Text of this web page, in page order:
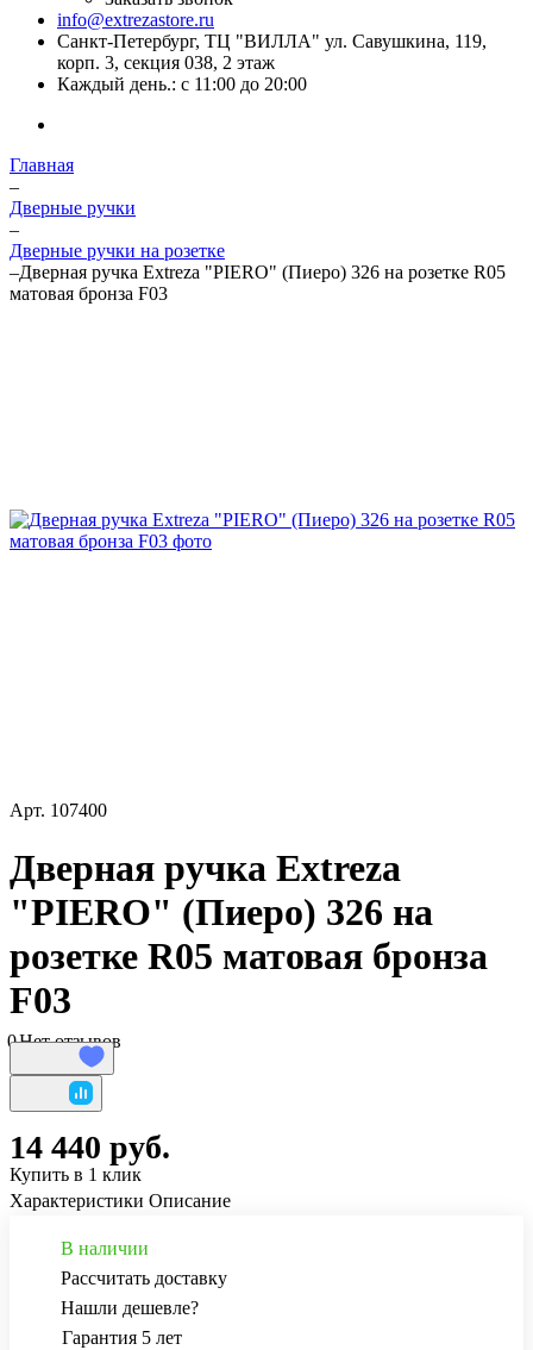
info@extrezastore.ru
Санкт-Петербург, ТЦ "ВИЛЛА" ул. Савушкина, 119,
корп. 3, секция 038, 2 этаж
Каждый день.: с 11:00 до 20:00
Главная
–
Дверные ручки
–
Дверные ручки на розетке
–Дверная ручка Extreza "PIERO" (Пиеро) 326 на розетке R05
матовая бронза F03
Арт. 107400
Дверная ручка Extreza
"PIERO" (Пиеро) 326 на
розетке R05 матовая бронза
F03
0Нет отзывов
14 440 руб.
Купить в 1 клик
Характеристики Описание
В наличии
Рассчитать доставку
Нашли дешевле?
Гарантия 5 лет